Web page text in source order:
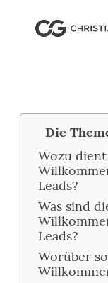
Die
Wozu
Leads?
Was sind
Leads?
Worüber